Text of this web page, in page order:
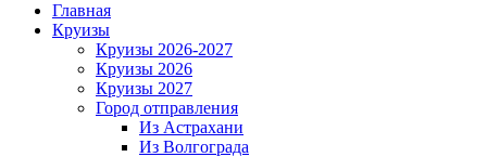
Главная
Круизы
Круизы 2026-2027
Круизы 2026
Круизы 2027
Город отправления
Из Астрахани
Из Волгограда